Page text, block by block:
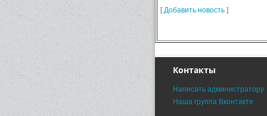
[Добавить новость ]
Контакты
Написать администратору
Наша группа Вконтакте